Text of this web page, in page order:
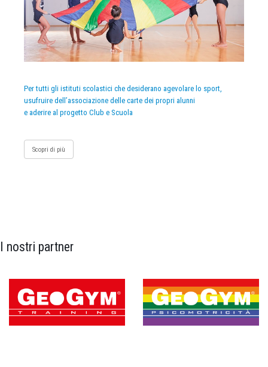
Per tutti gli istituti scolastici che desiderano agevolare lo sport,
usufruire dell’associazione delle carte dei propri alunni
e aderire al progetto Club e Scuola
Scopri di più
I nostri partner